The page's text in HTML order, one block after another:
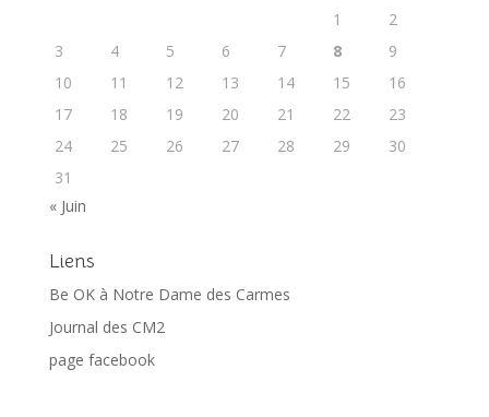
1
2
3
4 5 6 7 8
9
10
11 12 13 14 15
16
17
18 19 20 21 22
23
24
25 26 27 28 29
30
31
« Juin
Liens
Be OK à Notre Dame des Carmes
Journal des CM2
page facebook